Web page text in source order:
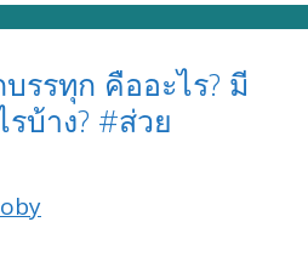
รรทุก คืออะไร? มี
บ้าง? #ส่วย